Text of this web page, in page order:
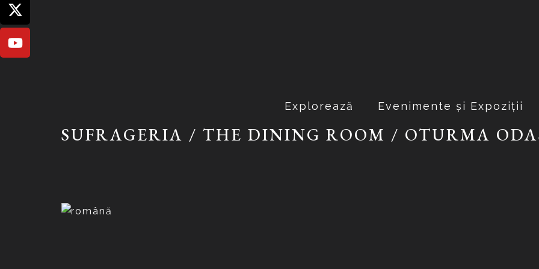
Explorează Evenimente și Expoziții
SUFRAGERIA / THE DINING ROOM / OTURMA